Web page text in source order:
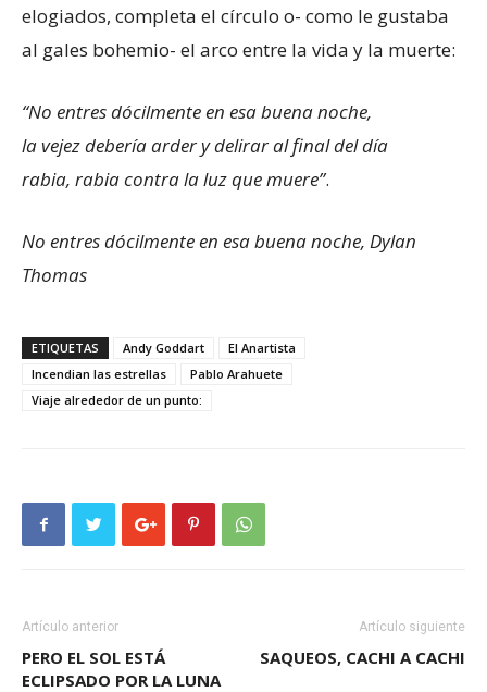
elogiados, completa el círculo o- como le gustaba
al gales bohemio- el arco entre la vida y la muerte:
“No entres dócilmente en esa buena noche,
la vejez debería arder y delirar al final del día
rabia, rabia contra la luz que muere”.
No entres dócilmente en esa buena noche, Dylan
Thomas
ETIQUETAS Andy Goddart
El Anartista
Incendian las estrellas
Pablo Arahuete
Viaje alrededor de un punto:
Artículo anterior
PERO EL SOL ESTÁ
ECLIPSADO POR LA LUNA
Artículo siguiente
SAQUEOS, CACHI A CACHI